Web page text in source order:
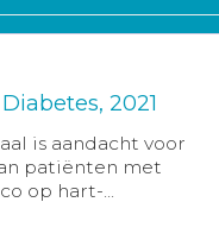
2021
is aandacht voor
patiënten met
op hart-...